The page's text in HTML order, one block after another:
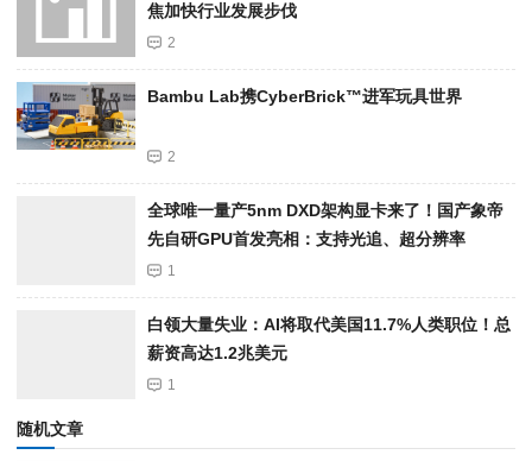
焦加快行业发展步伐
2
Bambu Lab携Cyber​​Brick™进军玩具世界
2
全球唯一量产5nm DXD架构显卡来了！国产象帝
先自研GPU首发亮相：支持光追、超分辨率
1
白领大量失业：AI将取代美国11.7%人类职位！总
薪资高达1.2兆美元
1
随机文章